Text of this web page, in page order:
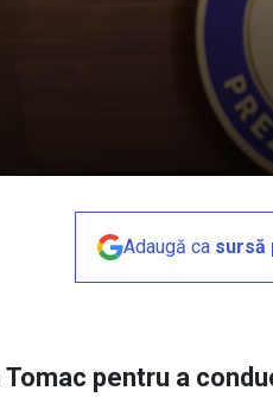
Adaugă ca sursă
pentru a